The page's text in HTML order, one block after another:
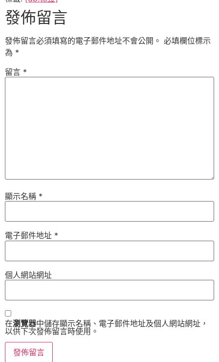
發佈留言
發佈留言必須填寫的電子郵件地址不會公開。 必填欄位標示
為 *
留言 *
顯示名稱 *
電子郵件地址 *
個人網站網址
在瀏覽器中儲存顯示名稱、電子郵件地址及個人網站網址，
以供下次發佈留言時使用。